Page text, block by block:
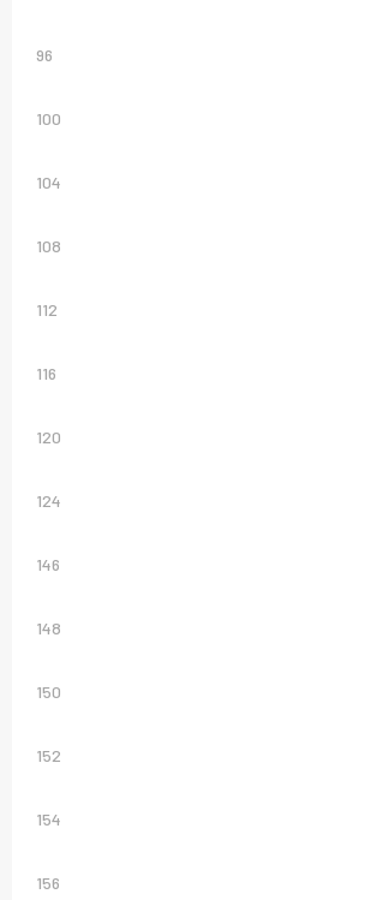
96
100
104
108
112
116
120
124
146
148
150
152
154
156